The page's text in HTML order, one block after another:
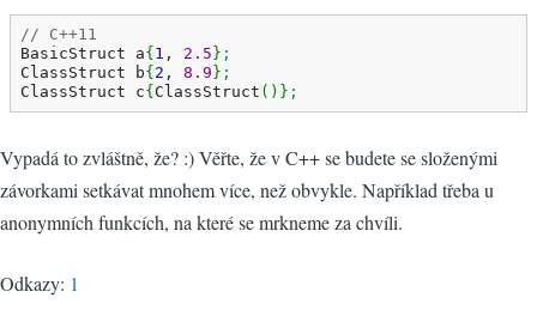
// C++11
BasicStruct a{ 1 , 2.5 } ;
ClassStruct b{ 2 , 8.9 } ;
ClassStruct c{ ClassStruct ( ) } ;
Vypadá to zvláštně, že? :) Věřte, že v C++ se budete se složenými
závorkami setkávat mnohem více, než obvykle. Například třeba u
anonymních funkcích, na které se mrkneme za chvíli.
Odkazy: 1